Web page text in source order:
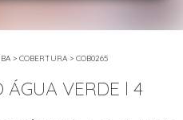
> COBERTURA> COB0265
ÁGUA VERDE l 4